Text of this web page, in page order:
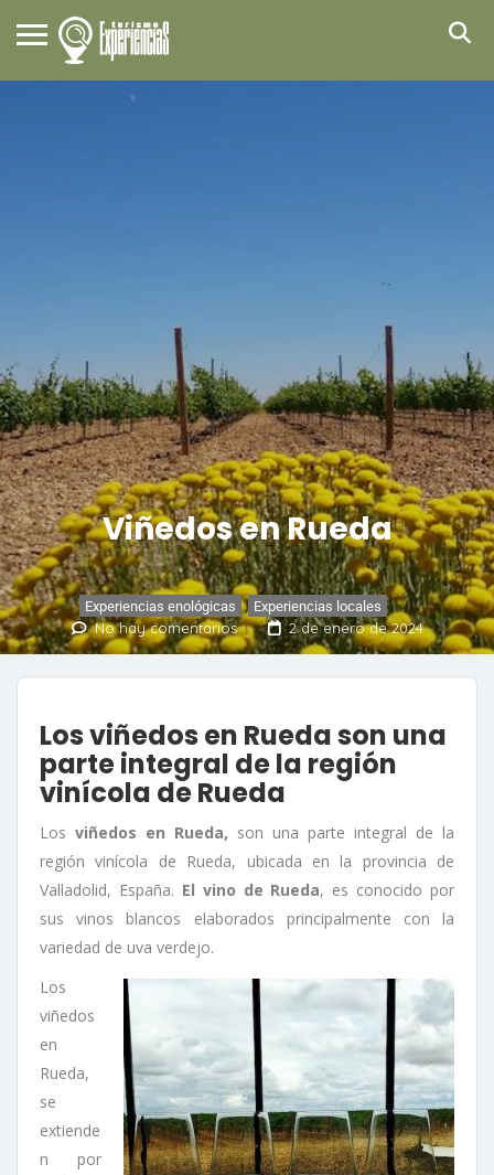
Viñedos en Rueda
Experiencias enológicas , Experiencias locales
No hay comentarios 2 de enero de 2024
Los viñedos en Rueda son una
parte integral de la región
vinícola de Rueda
Los viñedos en Rueda, son una parte integral de la
región vinícola de Rueda, ubicada en la provincia de
Valladolid, España. El vino de Rueda, es conocido por
sus vinos blancos elaborados principalmente con la
variedad de uva verdejo.
Los
viñedos
en
Rueda,
se
extiende
n por